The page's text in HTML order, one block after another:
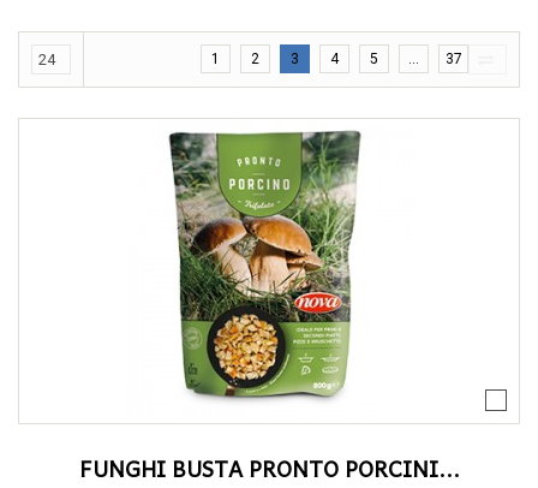
1 2 3 4 5 ... 37
FUNGHI BUSTA PRONTO PORCINI...